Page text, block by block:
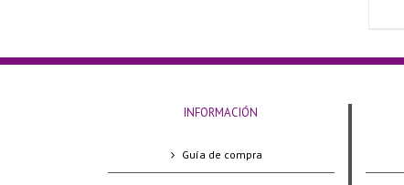
INFORMACIÓN
Guía de compra